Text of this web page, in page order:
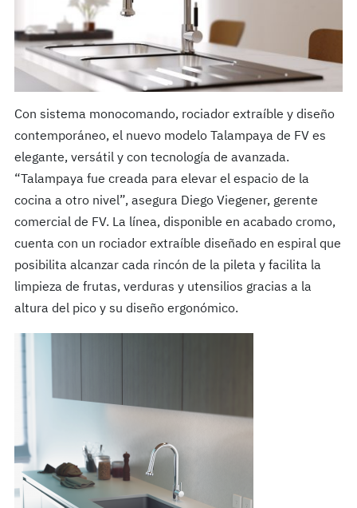
Con sistema monocomando, rociador extraíble y diseño
contemporáneo, el nuevo modelo Talampaya de FV es
elegante, versátil y con tecnología de avanzada.
“Talampaya fue creada para elevar el espacio de la
cocina a otro nivel”, asegura Diego Viegener, gerente
comercial de FV. La línea, disponible en acabado cromo,
cuenta con un rociador extraíble diseñado en espiral que
posibilita alcanzar cada rincón de la pileta y facilita la
limpieza de frutas, verduras y utensilios gracias a la
altura del pico y su diseño ergonómico.